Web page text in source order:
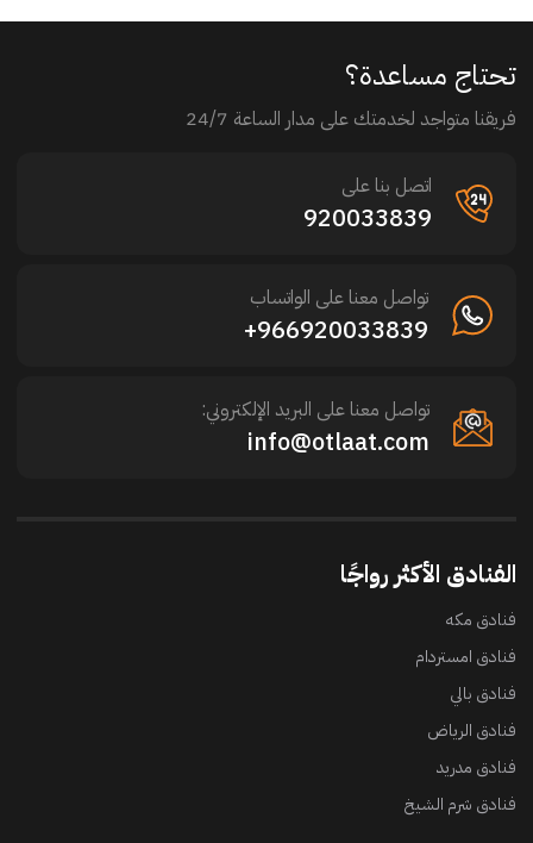
تحتاج مساعدة؟
فريقنا متواجد لخدمتك على مدار الساعة 24/7
اتصل بنا على
920033839
تواصل معنا على الواتساب
966920033839+
تواصل معنا على البريد الإلكتروني:
info@otlaat.com
الفنادق الأكثر رواجًا
فنادق مكه
فنادق امستردام
فنادق بالي
فنادق الرياض
فنادق مدريد
فنادق شرم الشيخ